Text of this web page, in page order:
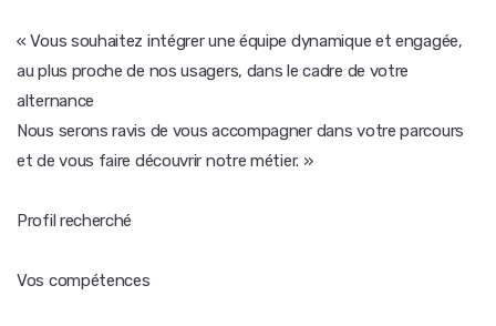
« Vous souhaitez intégrer une équipe dynamique et engagée,
au plus proche de nos usagers, dans le cadre de votre
alternance
Nous serons ravis de vous accompagner dans votre parcours
et de vous faire découvrir notre métier. »
Profil recherché
Vos compétences